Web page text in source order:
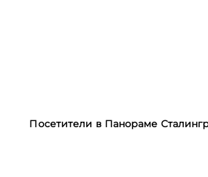
Посетители в Панораме